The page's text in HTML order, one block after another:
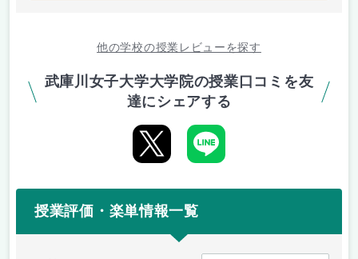
他の学校の授業レビューを探す
武庫川女子大学大学院の授業口コミを友
達にシェアする
授業評価・楽単情報一覧